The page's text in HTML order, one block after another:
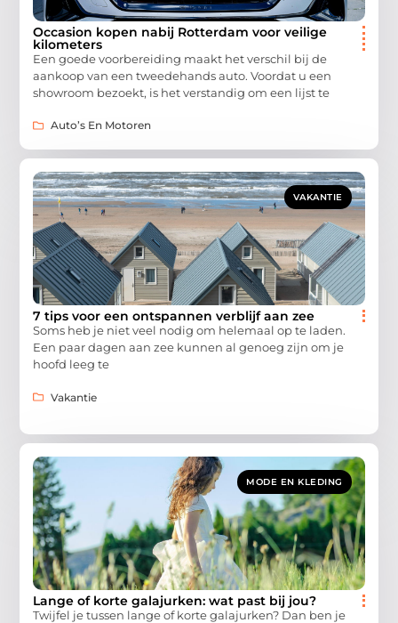
Occasion kopen nabij Rotterdam voor veilige
kilometers
Een goede voorbereiding maakt het verschil bij de
aankoop van een tweedehands auto. Voordat u een
showroom bezoekt, is het verstandig om een lijst te
Auto’s En Motoren
VAKANTIE
7 tips voor een ontspannen verblijf aan zee
Soms heb je niet veel nodig om helemaal op te laden.
Een paar dagen aan zee kunnen al genoeg zijn om je
hoofd leeg te
Vakantie
MODE EN KLEDING
Lange of korte galajurken: wat past bij jou?
Twijfel je tussen lange of korte galajurken? Dan ben je